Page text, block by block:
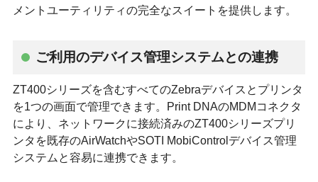
メントユーティリティの完全なスイートを提供します。
ご利用のデバイス管理システムとの連携
ZT400シリーズを含むすべてのZebraデバイスとプリンタ
を1つの画面で管理できます。Print DNAのMDMコネクタ
により、ネットワークに接続済みのZT400シリーズプリ
ンタを既存のAirWatchやSOTI MobiControlデバイス管理
システムと容易に連携できます。